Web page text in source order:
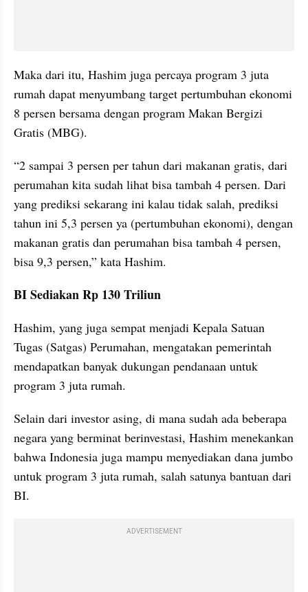
Maka dari itu, Hashim juga percaya program 3 juta
rumah dapat menyumbang target pertumbuhan ekonomi
8 persen bersama dengan program Makan Bergizi
Gratis (MBG).
“2 sampai 3 persen per tahun dari makanan gratis, dari
perumahan kita sudah lihat bisa tambah 4 persen. Dari
yang prediksi sekarang ini kalau tidak salah, prediksi
tahun ini 5,3 persen ya (pertumbuhan ekonomi), dengan
makanan gratis dan perumahan bisa tambah 4 persen,
bisa 9,3 persen,” kata Hashim.
BI Sediakan Rp 130 Triliun
Hashim, yang juga sempat menjadi Kepala Satuan
Tugas (Satgas) Perumahan, mengatakan pemerintah
mendapatkan banyak dukungan pendanaan untuk
program 3 juta rumah.
Selain dari investor asing, di mana sudah ada beberapa
negara yang berminat berinvestasi, Hashim menekankan
bahwa Indonesia juga mampu menyediakan dana jumbo
untuk program 3 juta rumah, salah satunya bantuan dari
BI.
ADVERTISEMENT